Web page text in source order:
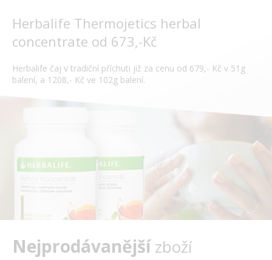
Herbalife Thermojetics herbal
concentrate od 673,-Kč
Herbalife čaj v tradiční příchuti již za cenu od 679,- Kč v 51g
balení, a 1208,- Kč ve 102g balení.
Nejprodávanějšízboží